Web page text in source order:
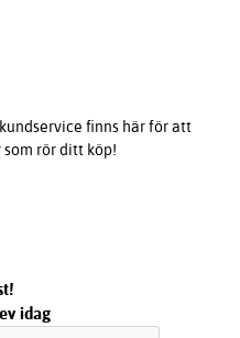
finns här för att
rör ditt köp!
idag